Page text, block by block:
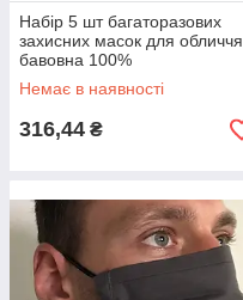
Набір 5 шт багаторазових
захисних масок для обличчя,
бавовна 100%
Немає в наявності
316,44 ₴